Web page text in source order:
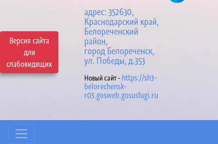
Версия сайта
для
слабовидящих
адрес: 352630,
Краснодарский край,
Белореченский
район,
город Белореченск,
ул. Победы, д.353
Новый сайт - https://sh3-
belorechensk-
r03.gosweb.gosuslugi.ru